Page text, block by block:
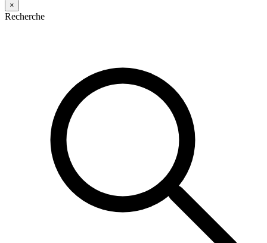
×
Recherche